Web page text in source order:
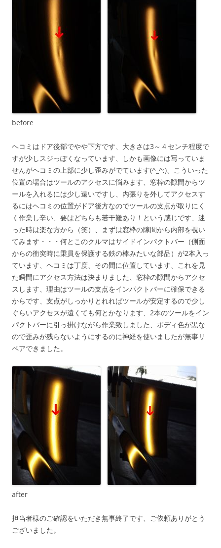
before
ヘコミはドア後部でやや下方です、大きさは3～４センチ程度で
すが少しスジっぽくなっています、しかも画像には写っていま
せんがヘコミの上部に少し歪みがでています(^_^;)、こういった
位置の場合はツールのアクセスに悩みます、窓枠の隙間からツ
ールを入れるには少し遠いですし、内張りを外してアクセスす
るにはヘコミの位置がドア後方なのでツールの支点が取りにく
く作業し辛い、要はどちらも若干難あり！という感じです、迷
った時は楽な方から（笑）、まずは窓枠の隙間から内部を覗い
てみます・・・何とこのクルマはサイドインパクトバー（側面
からの衝突時に乗員を保護する鉄の棒みたいな部品）が2本入っ
ています、ヘコミは丁度、その間に位置しています、これを見
た瞬間にアクセス方法は決まりました、窓枠の隙間からアクセ
スします、理由はツールの支点をインパクトバーに確保できる
からです、支点がしっかりとれればツールが安定するので少し
ぐらいアクセスが遠くても何とかなります、2本のツールをイン
パクトバーに引っ掛けながら作業致しました、ボディ色が黒な
ので歪みが残らないようにするのに神経を使いましたが無事リ
ペアできました。
after
担当者様のご確認をいただき無事終了です、ご依頼ありがとう
ございました。